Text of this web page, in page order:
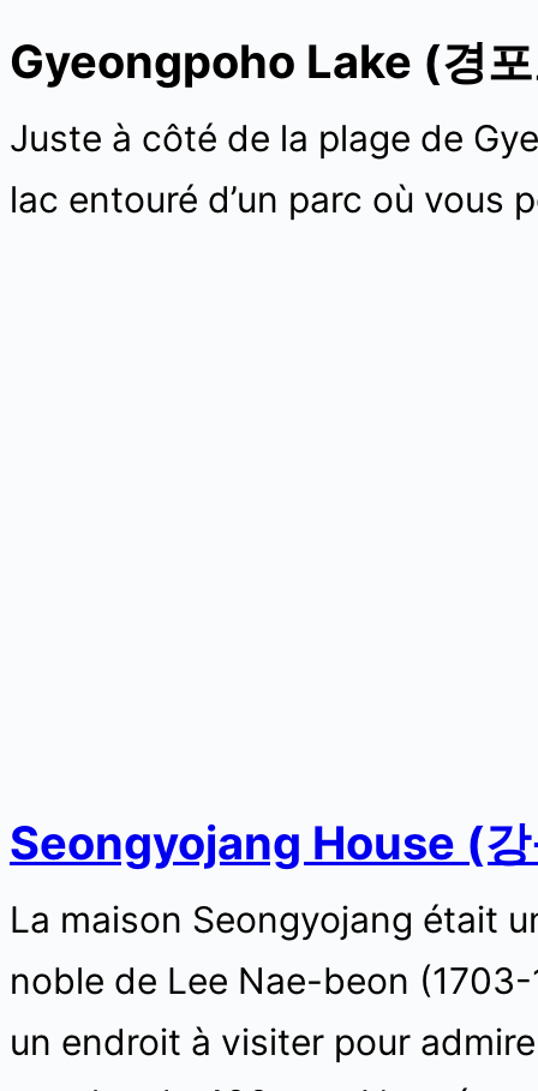
Gyeongpoho Lake (경
Juste à côté de la plage de
lac entouré d’un parc où vous
Seongyojang House (강
La maison Seongyojang était
noble de Lee Nae-beon (1703-
un endroit à visiter pour